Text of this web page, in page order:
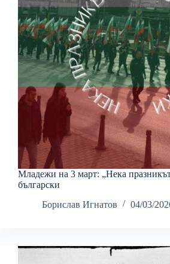
Младежи на 3 март: „Нека
български
Борислав Игнатов
04/03/